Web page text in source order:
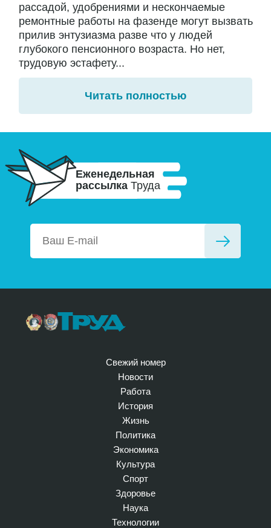
рассадой, удобрениями и нескончаемые
ремонтные работы на фазенде могут вызвать
прилив энтузиазма разве что у людей
глубокого пенсионного возраста. Но нет,
трудовую эстафету...
Читать полностью
Еженедельная
рассылка Труда
Свежий номер
Новости
Работа
История
Жизнь
Политика
Экономика
Культура
Спорт
Здоровье
Наука
Технологии